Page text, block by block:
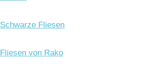
Schwarze Fliesen
Fliesen von Rako